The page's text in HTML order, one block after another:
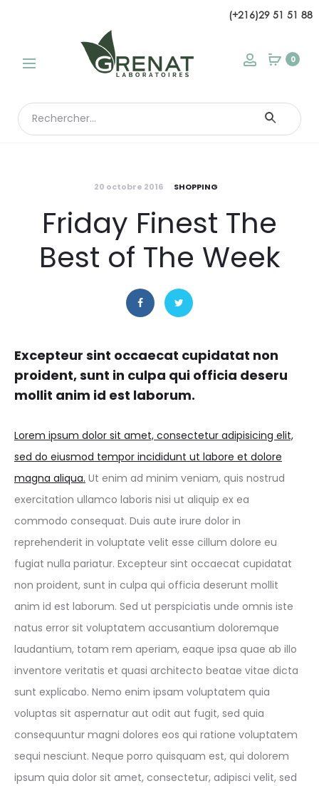
(+216)29 51 51 88
modal 0
Search
for:
20 octobre 2016 SHOPPING
Friday Finest The
Best of The Week
Excepteur sint occaecat cupidatat non
proident, sunt in culpa qui officia deseru
mollit anim id est laborum.
Lorem ipsum dolor sit amet, consectetur adipisicing elit,
sed do eiusmod tempor incididunt ut labore et dolore
magna aliqua. Ut enim ad minim veniam, quis nostrud
exercitation ullamco laboris nisi ut aliquip ex ea
commodo consequat. Duis aute irure dolor in
reprehenderit in voluptate velit esse cillum dolore eu
fugiat nulla pariatur. Excepteur sint occaecat cupidatat
non proident, sunt in culpa qui officia deserunt mollit
anim id est laborum. Sed ut perspiciatis unde omnis iste
natus error sit voluptatem accusantium doloremque
laudantium, totam rem aperiam, eaque ipsa quae ab illo
inventore veritatis et quasi architecto beatae vitae dicta
sunt explicabo. Nemo enim ipsam voluptatem quia
voluptas sit aspernatur aut odit aut fugit, sed quia
consequuntur magni dolores eos qui ratione voluptatem
sequi nesciunt. Neque porro quisquam est, qui dolorem
ipsum quia dolor sit amet, consectetur, adipisci velit, sed